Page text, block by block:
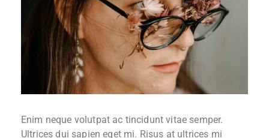
Enim neque volutpat ac tincidunt vitae semper.
Ultrices dui sapien eget mi. Risus at ultrices mi